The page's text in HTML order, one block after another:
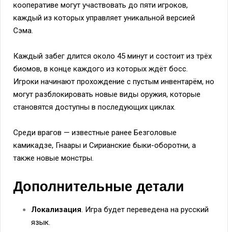
кооперативе могут участвовать до пяти игроков,
каждый из которых управляет уникальной версией
Сэма.
Каждый забег длится около 45 минут и состоит из трёх
биомов, в конце каждого из которых ждёт босс.
Игроки начинают прохождение с пустым инвентарём, но
могут разблокировать новые виды оружия, которые
становятся доступны в последующих циклах.
Среди врагов — известные ранее Безголовые
камикадзе, Гнаары и Сирианские быки-оборотни, а
также новые монстры.
Дополнительные детали
Локализация. Игра будет переведена на русский
язык.